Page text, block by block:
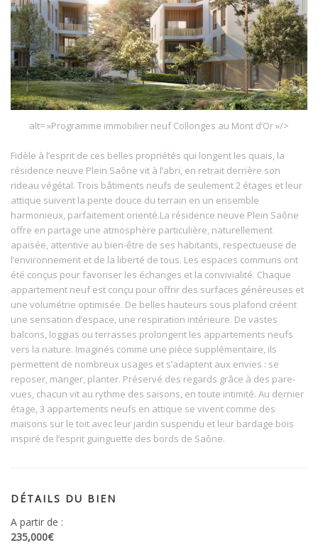
alt= »Programme immobilier neuf Collonges au Mont d’Or »/>
Fidèle à l’esprit de ces belles propriétés qui longent les quais, la
résidence neuve Plein Saône vit à l’abri, en retrait derrière son
rideau végétal. Trois bâtiments neufs de seulement 2 étages et leur
attique suivent la pente douce du terrain en un ensemble
harmonieux, parfaitement orienté.La résidence neuve Plein Saône
offre en partage une atmosphère particulière, naturellement
apaisée, attentive au bien-être de ses habitants, respectueuse de
l’environnement et de la liberté de tous. Les espaces communs ont
été conçus pour favoriser les échanges et la convivialité. Chaque
appartement neuf est conçu pour offrir des surfaces généreuses et
une volumétrie optimisée. De belles hauteurs sous plafond créent
une sensation d’espace, une respiration intérieure. De vastes
balcons, loggias ou terrasses prolongent les appartements neufs
vers la nature. Imaginés comme une pièce supplémentaire, ils
permettent de nombreux usages et s’adaptent aux envies : se
reposer, manger, planter. Préservé des regards grâce à des pare-
vues, chacun vit au rythme des saisons, en toute intimité. Au dernier
étage, 3 appartements neufs en attique se vivent comme des
maisons sur le toit avec leur jardin suspendu et leur bardage bois
inspiré de l’esprit guinguette des bords de Saône.
DÉTAILS DU BIEN
A partir de :
235,000€